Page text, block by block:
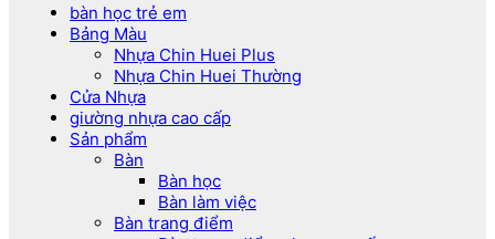
bàn học trẻ em
Bảng Màu
Nhựa Chin Huei Plus
Nhựa Chin Huei Thường
Cửa Nhựa
giường nhựa cao cấp
Sản phẩm
Bàn
Bàn học
Bàn làm việc
Bàn trang điểm